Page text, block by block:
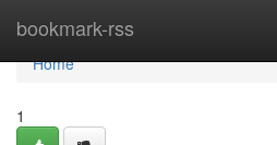
bookmark-rss
Home
Home
1